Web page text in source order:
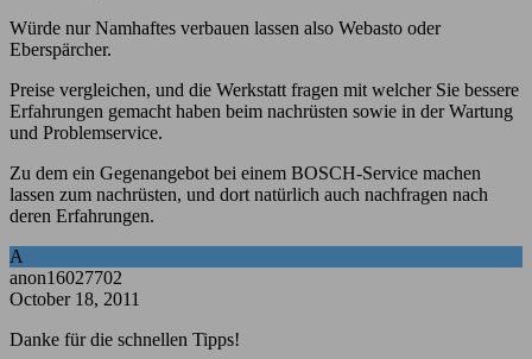
Würde nur Namhaftes verbauen lassen also Webasto oder
Eberspärcher.
Preise vergleichen, und die Werkstatt fragen mit welcher Sie bessere
Erfahrungen gemacht haben beim nachrüsten sowie in der Wartung
und Problemservice.
Zu dem ein Gegenangebot bei einem BOSCH-Service machen
lassen zum nachrüsten, und dort natürlich auch nachfragen nach
deren Erfahrungen.
A
anon16027702
October 18, 2011
Danke für die schnellen Tipps!